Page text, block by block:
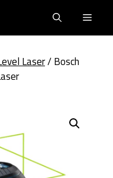
Laser/ Bosch